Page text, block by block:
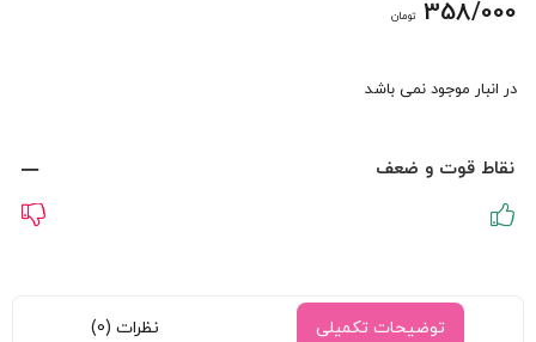
358/000 تومان
در انبار موجود نمی باشد
نقاط قوت و ضعف
توضیحات تکمیلی نظرات (0)